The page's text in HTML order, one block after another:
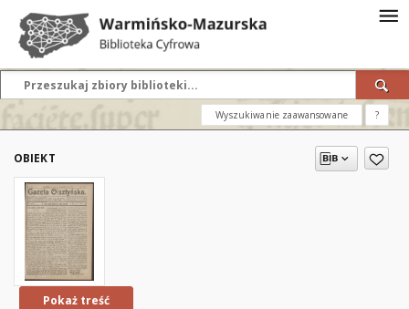
Wyszukiwanie zaawansowane ?
OBIEKT
Pokaż treść